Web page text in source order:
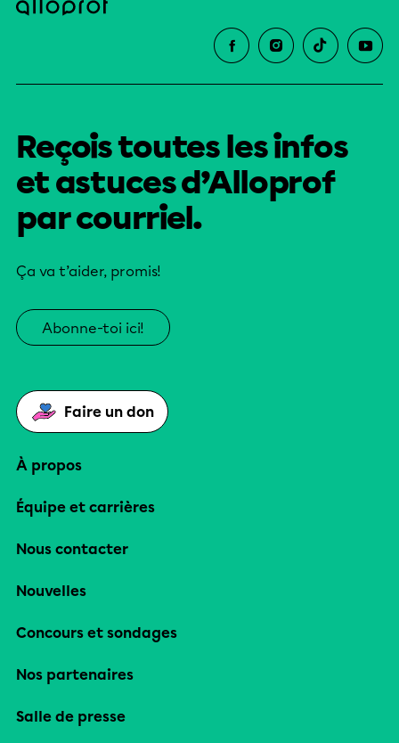
Reçois toutes les infos
et astuces d’Alloprof
par courriel.
Ça va t’aider, promis!
Abonne-toi ici!
Faire un don
À propos
Équipe et carrières
Nous contacter
Nouvelles
Concours et sondages
Nos partenaires
Salle de presse